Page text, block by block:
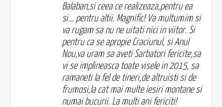
Balaban,si ceea ce realizeaza,pentru ea
si... pentru altii. Magnific! Va multumim si
va rugam sa nu ne uitati nici in viitor. Si
pentru ca se apropie Craciunul, si Anul
Nou,va uram sa aveti Sarbatori fericite,sa
vi se implineasca toate visele in 2015, sa
ramaneti la fel de tineri,de altruisti si de
frumosi,la cat mai multe iesiri montane si
numai bucurii. La multi ani fericiti!